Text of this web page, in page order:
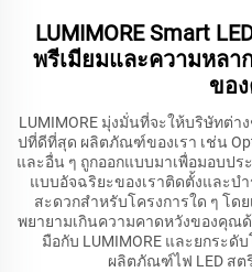
LUMIMORE Smart
พรีเมียมและความหลา
ขอ
LUMIMORE มุ่งมั่นที่จะให้บริษัทต่
ปที่ดีที่สุด ผลิตภัณฑ์ของเรา เช่น
และอื่น ๆ ถูกออกแบบมาเพื่อมอบปร
แบบอัจฉริยะของเราติดตั้งและบ
สะดวกสำหรับโครงการใด ๆ โด
พยายามเกินความคาดหวังของคุณ
มือกับ LUMIMORE และยกระ
ผลิตภัณฑ์ไฟ LED สต